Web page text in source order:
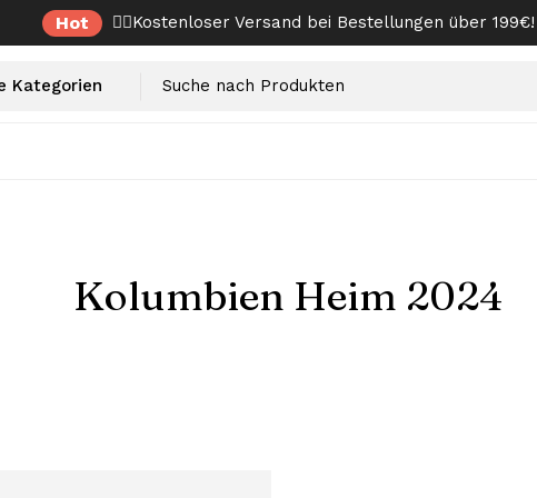
Hot ✌🏼Kostenloser Versand bei Bestellungen über 199€!
Kolumbien Heim 2024